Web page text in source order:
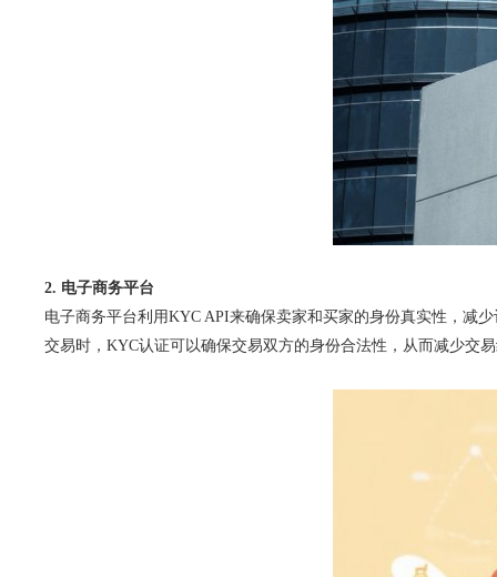
2. 电子商务平台
电子商务平台利用KYC API来确保卖家和买家的身份真实性，减
交易时，KYC认证可以确保交易双方的身份合法性，从而减少交